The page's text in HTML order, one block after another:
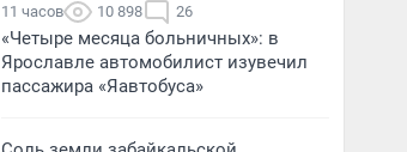
11 часов 10 898 26
«Четыре месяца больничных»: в
Ярославле автомобилист изувечил
пассажира «Яавтобуса»